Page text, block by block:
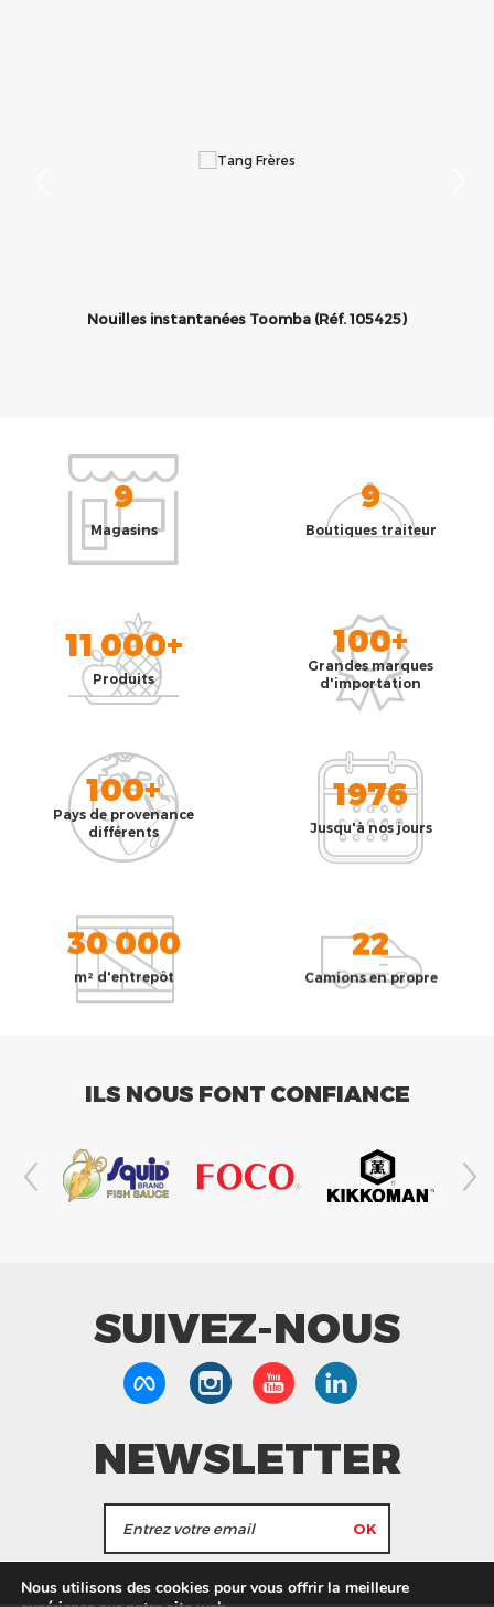
Nouilles instantanées Toomba (Réf. 105425)
9
Magasins
9
Boutiques traiteur
11 000+
Produits
100+
Grandes marques
d'importation
100+
Pays de provenance
différents
1976
Jusqu'à nos jours
30 000
m² d'entrepôt
22
Camions en propre
ILS NOUS FONT CONFIANCE
SUIVEZ-NOUS
NEWSLETTER
J'accepte de recevoir les actualités et les
informations de Tang Frères.
Nous utilisons des cookies pour vous offrir la meilleure